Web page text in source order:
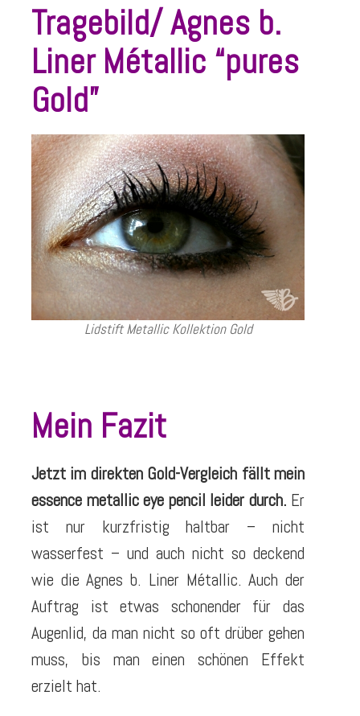
Tragebild/ Agnes b.
Liner Métallic “pures
Gold”
Lidstift Metallic Kollektion Gold
Mein Fazit
Jetzt im direkten Gold-Vergleich fällt mein
essence metallic eye pencil leider durch. Er
ist nur kurzfristig haltbar – nicht
wasserfest – und auch nicht so deckend
wie die Agnes b. Liner Métallic. Auch der
Auftrag ist etwas schonender für das
Augenlid, da man nicht so oft drüber gehen
muss, bis man einen schönen Effekt
erzielt hat.